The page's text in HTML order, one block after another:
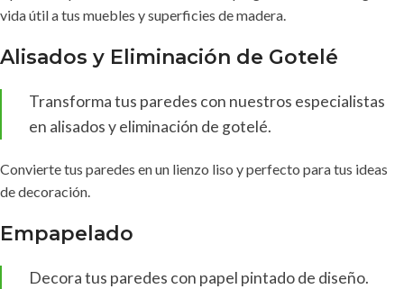
vida útil a tus muebles y superficies de madera.
Alisados y Eliminación de Gotelé
Transforma tus paredes con nuestros especialistas
en alisados y eliminación de gotelé.
Convierte tus paredes en un lienzo liso y perfecto para tus ideas
de decoración.
Empapelado
Decora tus paredes con papel pintado de diseño.